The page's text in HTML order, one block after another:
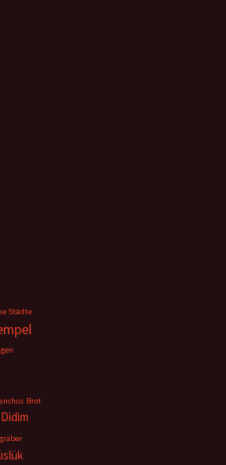
Städte
Brot
Didim